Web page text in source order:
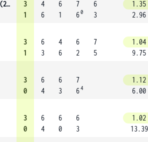
Garcia-Lopez G. (26)
3
1
4
6
6
1
7
60
6
3
1.35
2.96
3
1
6
3
4
6
6
2
7
5
1.04
9.75
3
0
6
4
6
3
7
64
1.12
6.00
3
0
6
4
6
0
6
3
1.02
13.39